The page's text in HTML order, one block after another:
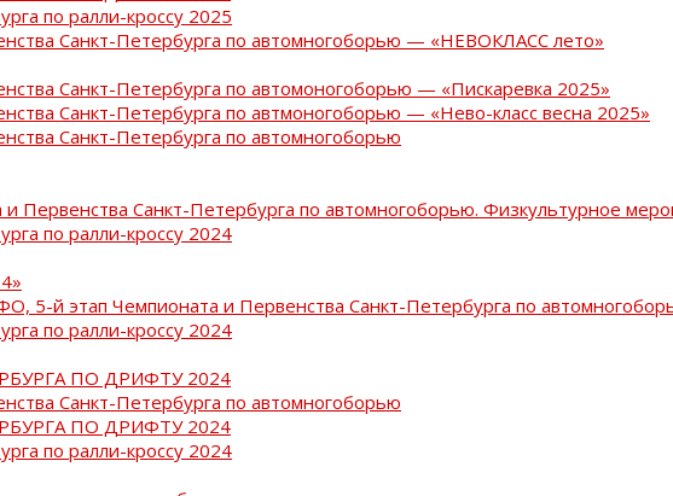
по ралли-кроссу 2025
Санкт-Петербурга по автомногоборью — «НЕВОКЛАСС лето»
Санкт-Петербурга по автомоногоборью — «Пискаревка 2025»
Санкт-Петербурга по автмоногоборью — «Нево-класс весна 2025»
Санкт-Петербурга по автомногоборью
Первенства Санкт-Петербурга по автомногоборью. Физкультурное
по ралли-кроссу 2024
5-й этап Чемпионата и Первенства Санкт-Петербурга по
по ралли-кроссу 2024
ПО ДРИФТУ 2024
Санкт-Петербурга по автомногоборью
ПО ДРИФТУ 2024
по ралли-кроссу 2024